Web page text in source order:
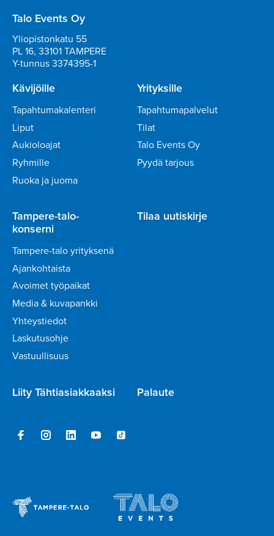
Talo Events Oy
Yliopistonkatu 55
PL 16, 33101 TAMPERE
Y-tunnus 3374395-1
Kävijöille
Tapahtumakalenteri
Liput
Aukioloajat
Ryhmille
Ruoka ja juoma
Yrityksille
Tapahtumapalvelut
Tilat
Talo Events Oy
Pyydä tarjous
Tampere-talo-
konserni
Tampere-talo yrityksenä
Ajankohtaista
Avoimet työpaikat
Media & kuvapankki
Yhteystiedot
Laskutusohje
Vastuullisuus
Tilaa uutiskirje
Liity Tähtiasiakkaaksi Palaute